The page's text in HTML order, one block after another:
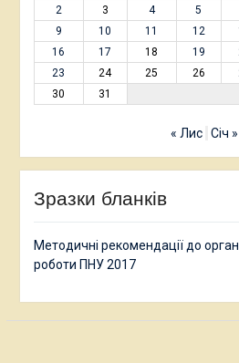
2
3 4 5
9
10 11 12
16
17 18 19
23
24 25 26
30
31
« Лис Січ »
Зразки бланків
Методичні рекомендації до
роботи ПНУ 2017